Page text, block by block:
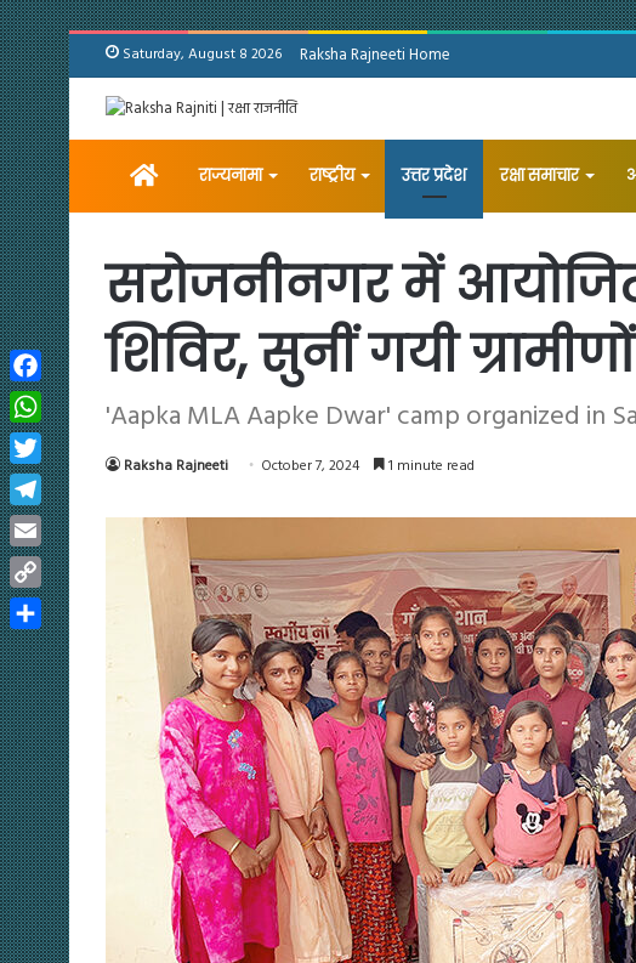
Saturday, August 8 2026 Raksha Rajneeti Home
Homeराज्यनामा राष्ट्रीय उत्तर प्रदेश रक्षा समाचार
सरोजनीनगर में
शिविर, सुनीं गयी
'Aapka MLA Aapke Dwar' camp organized in
Raksha Rajneeti October 7, 2024 1 minute read
Facebook
WhatsApp
Twitter
Telegram
Email
Copy
Link
Share